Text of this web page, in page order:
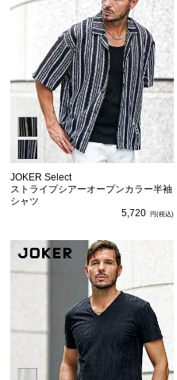
JOKER Select
ストライプシアーオープンカラー半袖
シャツ
5,720